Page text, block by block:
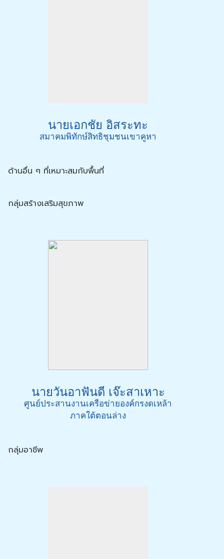
นายเอกชัย อิสระทะ
สมาคมพิทักษ์สิทธิชุมชนเขาคูหา
ด้านอื่น ๆ ที่เหมาะสมกับพื้นที่
กลุ่มสร้างเสริมสุขภาพ
นายวันอาฟันดี เจ๊ะสาเหาะ
ศูนย์ประสานงานเครือข่ายองค์กรงดเหล้า
ภาคใต้ตอนล่าง
กลุ่มอาชีพ